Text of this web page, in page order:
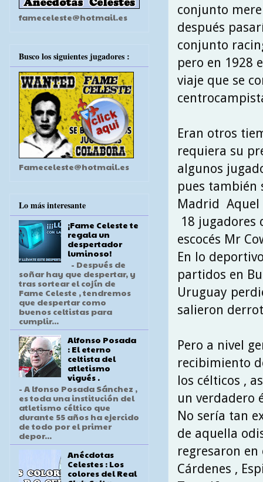
conjunto
después
conjunto
pero en 1928
viaje que se
Eran otros
requiera su
algunos
pues también
Madrid Aquel
18 jugadores
escocés Mr
En lo
partidos en
Uruguay
salieron
Pero a nivel
recibimiento
los célticos ,
un verdadero
No sería tan
de aquella
regresaron
Cárdenes ,
fameceleste@hotmail.es
Busco los siguientes jugadores :
Fameceleste@hotmail.es
Lo más interesante
¡Fame Celeste te
regala un
despertador
luminoso!
- Después de
soñar hay que despertar, y
tras sortear el cojín de
Fame Celeste , tendremos
que despertar como
buenos celtistas para
cumplir...
Alfonso Posada
: El eterno
celtista del
atletismo
vigués .
- A lfonso Posada Sánchez ,
es toda una institución del
atletismo céltico que
durante 55 años ha ejercido
de todo por el primer
depor...
Anécdotas
Celestes : Los
colores del Real